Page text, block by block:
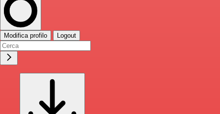
Modifica profilo Logout